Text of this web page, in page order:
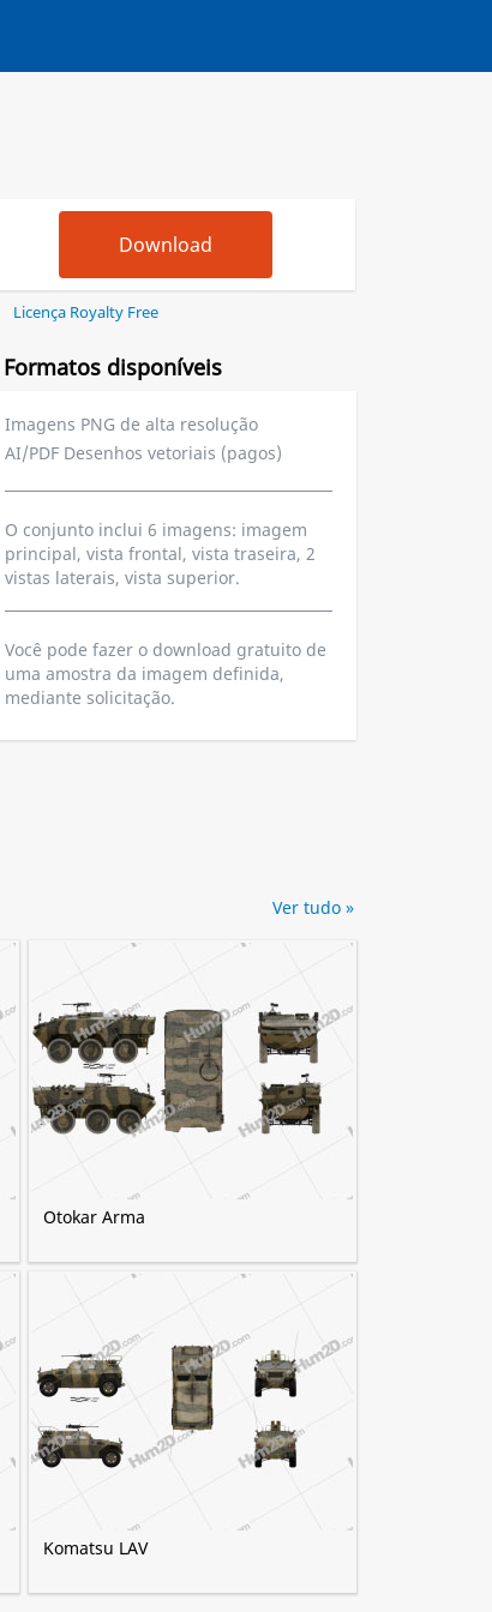
Licença Royalty Free
Formatos disponíveis
Imagens PNG de alta resolução
AI/PDF Desenhos vetoriais (pagos)
O conjunto inclui 6 imagens: imagem
principal, vista frontal, vista traseira, 2
vistas laterais, vista superior.
Você pode fazer o download gratuito de
uma amostra da imagem definida,
mediante solicitação.
Otokar Arma
Komatsu LAV
Ver tudo »